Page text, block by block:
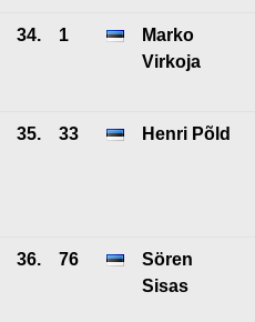
34. 1
Marko
Virkoja
35. 33 Henri Põld
36. 76
Sören
Sisas